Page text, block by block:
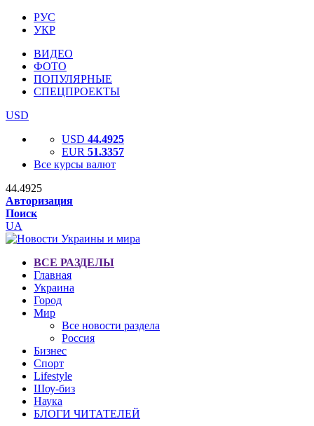
РУС
УКР
ВИДЕО
ФОТО
ПОПУЛЯРНЫЕ
СПЕЦПРОЕКТЫ
USD
USD 44.4925
EUR 51.3357
Все курсы валют
44.4925
Авторизация
Поиск
UA
ВСЕ РАЗДЕЛЫ
Главная
Украина
Город
Мир
Все новости раздела
Россия
Бизнес
Спорт
Lifestyle
Шоу-биз
Наука
БЛОГИ ЧИТАТЕЛЕЙ